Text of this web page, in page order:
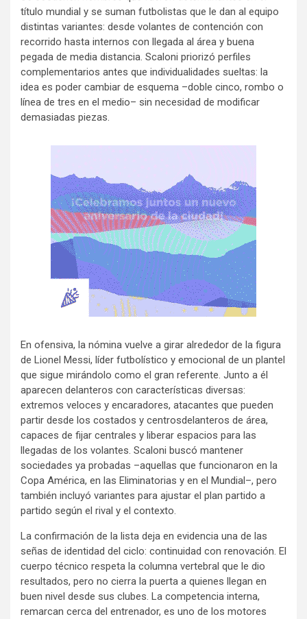
título mundial y se suman futbolistas que le dan al equipo
distintas variantes: desde volantes de contención con
recorrido hasta internos con llegada al área y buena
pegada de media distancia. Scaloni priorizó perfiles
complementarios antes que individualidades sueltas: la
idea es poder cambiar de esquema –doble cinco, rombo o
línea de tres en el medio– sin necesidad de modificar
demasiadas piezas.
En ofensiva, la nómina vuelve a girar alrededor de la figura
de Lionel Messi, líder futbolístico y emocional de un plantel
que sigue mirándolo como el gran referente. Junto a él
aparecen delanteros con características diversas:
extremos veloces y encaradores, atacantes que pueden
partir desde los costados y centrosdelanteros de área,
capaces de fijar centrales y liberar espacios para las
llegadas de los volantes. Scaloni buscó mantener
sociedades ya probadas –aquellas que funcionaron en la
Copa América, en las Eliminatorias y en el Mundial–, pero
también incluyó variantes para ajustar el plan partido a
partido según el rival y el contexto.
La confirmación de la lista deja en evidencia una de las
señas de identidad del ciclo: continuidad con renovación. El
cuerpo técnico respeta la columna vertebral que le dio
resultados, pero no cierra la puerta a quienes llegan en
buen nivel desde sus clubes. La competencia interna,
remarcan cerca del entrenador, es uno de los motores